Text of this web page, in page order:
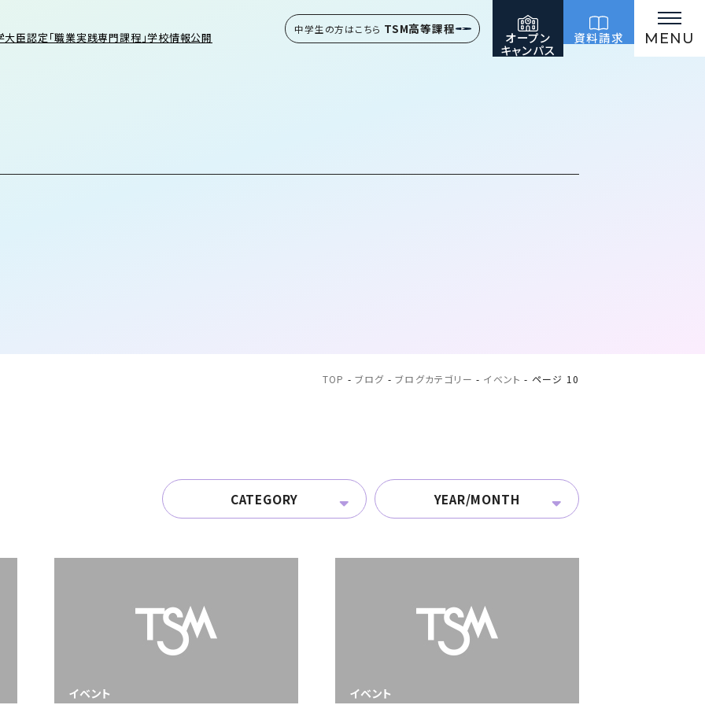
臣認定「職業実践専門課程」学校情報公開
中学生の方はこちら TSM高等課程
オープン
キャンパス
資料請求 MENU
TOP - ブログ -ブログカテゴリー - イベント - ページ 10
CATEGORY YEAR/MONTH
イベント イベント